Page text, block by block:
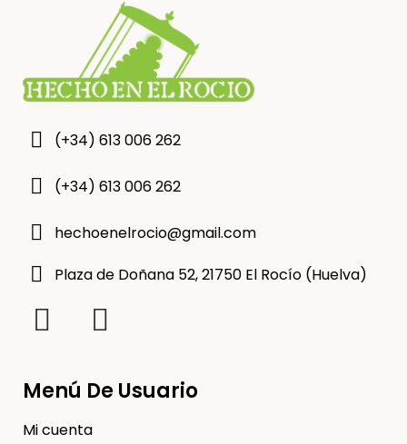
(+34) 613 006 262
(+34) 613 006 262
hechoenelrocio@gmail.com
Plaza de Doñana 52, 21750 El Rocío (Huelva)
Menú De Usuario
Mi cuenta